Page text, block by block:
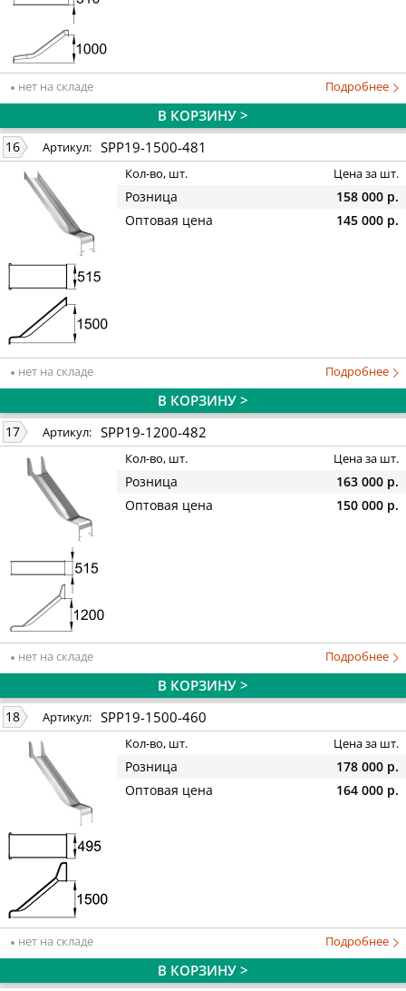
нет на складе Подробнее
В КОРЗИНУ >
16 Артикул: SPP19-1500-481
Кол-во, шт. Цена за шт.
Розница
158 000 р.
Оптовая цена
145 000 р.
нет на складе Подробнее
В КОРЗИНУ >
17 Артикул: SPP19-1200-482
Кол-во, шт. Цена за шт.
Розница
163 000 р.
Оптовая цена
150 000 р.
нет на складе Подробнее
В КОРЗИНУ >
18 Артикул: SPP19-1500-460
Кол-во, шт. Цена за шт.
Розница
178 000 р.
Оптовая цена
164 000 р.
нет на складе Подробнее
В КОРЗИНУ >